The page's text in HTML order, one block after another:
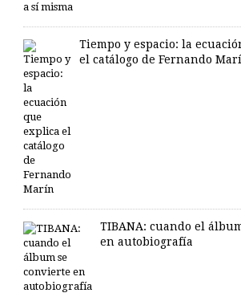
Tiempo y espacio: la
el catálogo de Fernando
TIBANA: cuando el
en autobiografía